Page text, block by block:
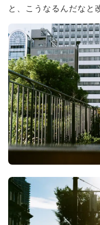
と、こうなるんだなと